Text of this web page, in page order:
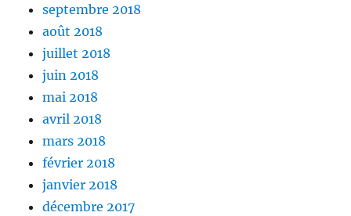
septembre 2018
août 2018
juillet 2018
juin 2018
mai 2018
avril 2018
mars 2018
février 2018
janvier 2018
décembre 2017